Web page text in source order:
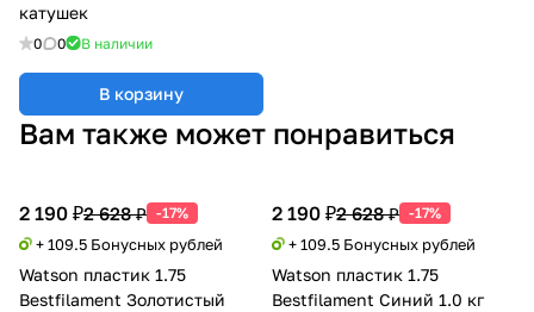
катушек
0 0 В наличии
В корзину
Вам также может понравиться
2 190 ₽2 628 ₽ -17%
+ 109.5 Бонусных рублей
Watson пластик 1.75
Bestfilament Золотистый
2 190 ₽2 628 ₽ -17%
+ 109.5 Бонусных рублей
Watson пластик 1.75
Bestfilament Синий 1.0 кг